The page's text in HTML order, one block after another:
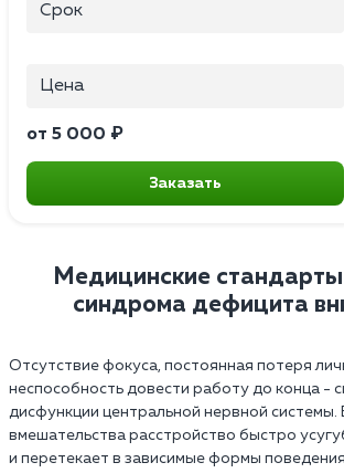
Срок
Цена
от 5 000 ₽
Заказать
Медицинские
синдрома дефицита
Отсутствие фокуса, постоянная потеря
неспособность довести работу до конца -
дисфункции центральной нервной системы.
вмешательства расстройство быстро
и перетекает в зависимые формы